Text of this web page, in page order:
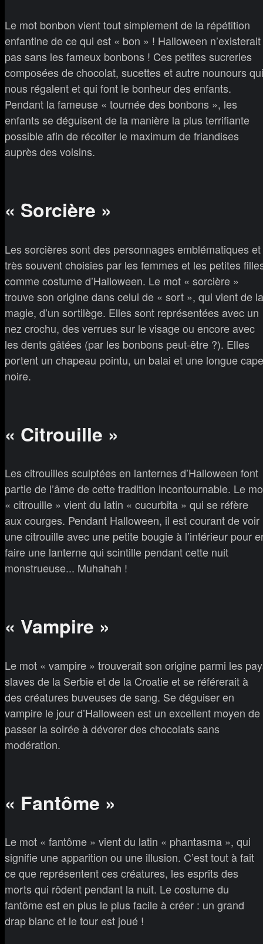
Le mot bonbon vient tout simplement de la répétition
enfantine de ce qui est « bon » ! Halloween n’existerait
pas sans les fameux bonbons ! Ces petites sucreries
composées de chocolat, sucettes et autre nounours qui
nous régalent et qui font le bonheur des enfants.
Pendant la fameuse « tournée des bonbons », les
enfants se déguisent de la manière la plus terrifiante
possible afin de récolter le maximum de friandises
auprès des voisins.
« Sorcière »
Les sorcières sont des personnages emblématiques et
très souvent choisies par les femmes et les petites
comme costume d’Halloween. Le mot « sorcière »
trouve son origine dans celui de « sort », qui vient de la
magie, d’un sortilège. Elles sont représentées avec un
nez crochu, des verrues sur le visage ou encore avec
les dents gâtées (par les bonbons peut-être ?). Elles
portent un chapeau pointu, un balai et une longue cape
noire.
« Citrouille »
Les citrouilles sculptées en lanternes d’Halloween font
partie de l’âme de cette tradition incontournable. Le
« citrouille » vient du latin « cucurbita » qui se réfère
aux courges. Pendant Halloween, il est courant de voir
une citrouille avec une petite bougie à l’intérieur pour
faire une lanterne qui scintille pendant cette nuit
monstrueuse... Muhahah !
« Vampire »
Le mot « vampire » trouverait son origine parmi les
slaves de la Serbie et de la Croatie et se référerait à
des créatures buveuses de sang. Se déguiser en
vampire le jour d’Halloween est un excellent moyen de
passer la soirée à dévorer des chocolats sans
modération.
« Fantôme »
Le mot « fantôme » vient du latin « phantasma », qui
signifie une apparition ou une illusion. C’est tout à fait
ce que représentent ces créatures, les esprits des
morts qui rôdent pendant la nuit. Le costume du
fantôme est en plus le plus facile à créer : un grand
drap blanc et le tour est joué !